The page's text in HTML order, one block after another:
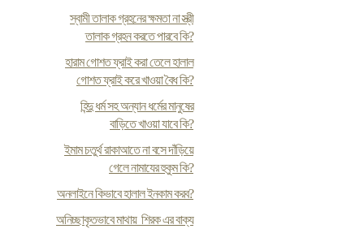
স্বামী তালাক গ্রহনের ক্ষমতা না স্ত্রী
তালাক গ্রহন করতে পারবে কি?
হারাম গোশত ফ্রাই করা তেলে হালাল
গোশত ফ্রাই করে খাওয়া বৈধ কি?
হিন্দু ধর্ম সহ অন্যান ধর্মের মানুষের
বাড়িতে খাওয়া যাবে কি?
ইমাম চতুর্থ রাকাআতে না বসে দাঁড়িয়ে
গেলে নামাযের হুকুম কি?
অনলাইনে কিভাবে হালাল ইনকাম করব?
অনিচ্ছাকৃতভাবে মাথায় শিরক এর বাক্য